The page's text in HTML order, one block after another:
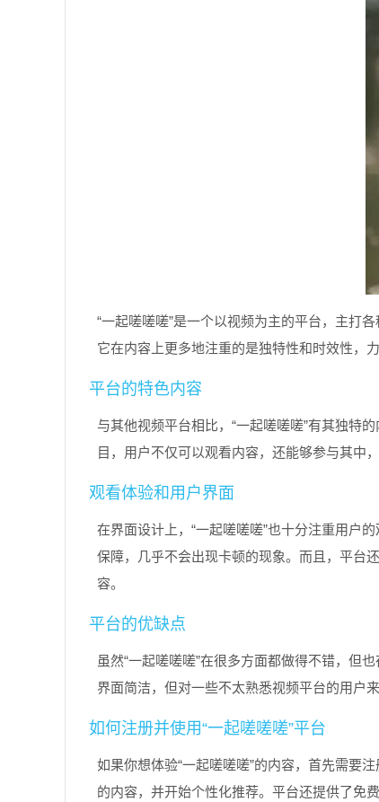
“一起嗟嗟嗟”是一个以视频为主的平台，主打
它在内容上更多地注重的是独特性和时效性，
平台的特色内容
与其他视频平台相比，“一起嗟嗟嗟”有其独特
目，用户不仅可以观看内容，还能够参与其中
观看体验和用户界面
在界面设计上，“一起嗟嗟嗟”也十分注重用户
保障，几乎不会出现卡顿的现象。而且，平台
容。
平台的优缺点
虽然“一起嗟嗟嗟”在很多方面都做得不错，但
界面简洁，但对一些不太熟悉视频平台的用户
如何注册并使用“一起嗟嗟嗟”平台
如果你想体验“一起嗟嗟嗟”的内容，首先需要
的内容，并开始个性化推荐。平台还提供了免